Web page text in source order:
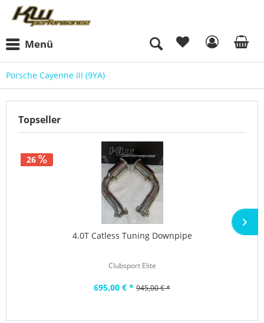
Menü
Porsche Cayenne III (9YA)
Topseller
26
4.0T Catless Tuning Downpipe
Clubsport Elite
695,00 € * 945,00 € *